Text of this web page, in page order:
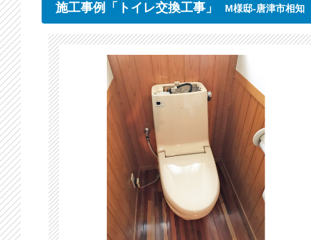
施工事例「トイレ交換工事」 M様邸-唐津市相知